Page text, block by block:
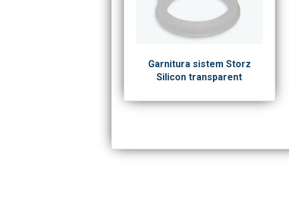
Garnitura sistem Storz
Silicon transparent